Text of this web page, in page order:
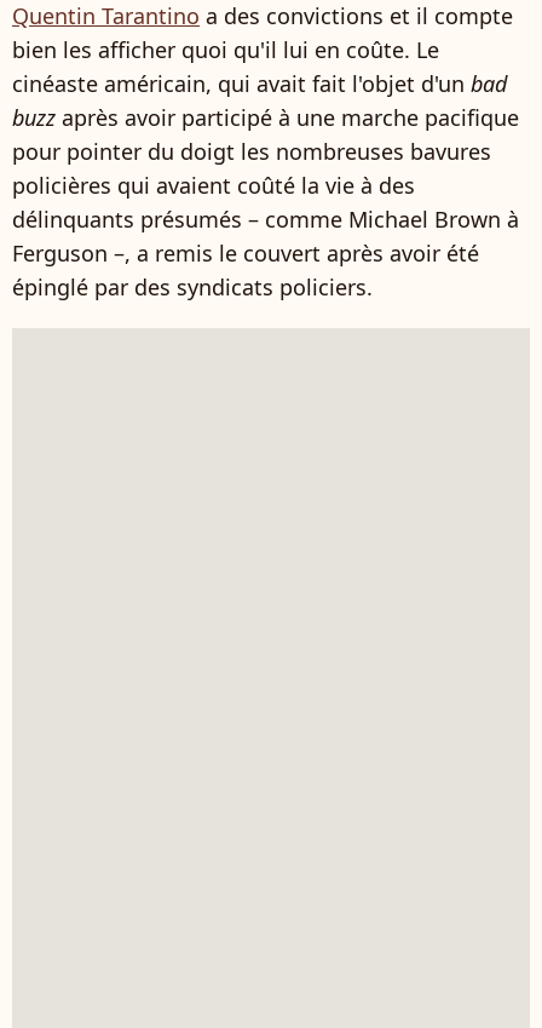
Quentin Tarantino a des convictions et il compte
bien les afficher quoi qu'il lui en coûte. Le
cinéaste américain, qui avait fait l'objet d'un bad
buzz après avoir participé à une marche pacifique
pour pointer du doigt les nombreuses bavures
policières qui avaient coûté la vie à des
délinquants présumés – comme Michael Brown à
Ferguson –, a remis le couvert après avoir été
épinglé par des syndicats policiers.